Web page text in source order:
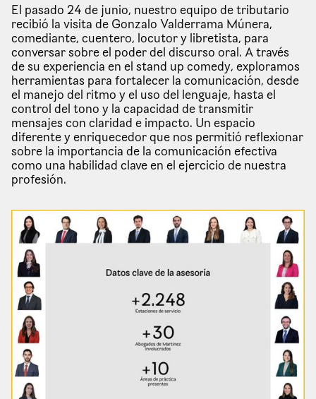
El pasado 24 de junio, nuestro equipo de tributario
recibió la visita de Gonzalo Valderrama Múnera,
comediante, cuentero, locutor y libretista, para
conversar sobre el poder del discurso oral. A través
de su experiencia en el stand up comedy, exploramos
herramientas para fortalecer la comunicación, desde
el manejo del ritmo y el uso del lenguaje, hasta el
control del tono y la capacidad de transmitir
mensajes con claridad e impacto. Un espacio
diferente y enriquecedor que nos permitió reflexionar
sobre la importancia de la comunicación efectiva
como una habilidad clave en el ejercicio de nuestra
profesión.